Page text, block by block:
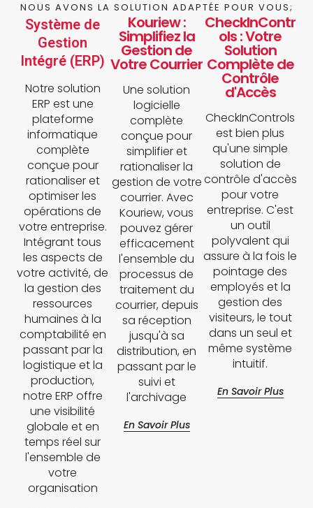
NOUS AVONS LA SOLUTION ADAPTÉE POUR VOUS;
Système de
Gestion
Intégré (ERP)
Notre solution
ERP est une
plateforme
informatique
complète
conçue pour
rationaliser et
optimiser les
opérations de
votre entreprise.
Intégrant tous
les aspects de
votre activité, de
la gestion des
ressources
humaines à la
comptabilité en
passant par la
logistique et la
production,
notre ERP offre
une visibilité
globale et en
temps réel sur
l'ensemble de
votre
organisation
Kouriew :
Simplifiez la
Gestion de
Votre Courrier
Une solution
logicielle
complète
conçue pour
simplifier et
rationaliser la
gestion de votre
courrier. Avec
Kouriew, vous
pouvez gérer
efficacement
l'ensemble du
processus de
traitement du
courrier, depuis
sa réception
jusqu'à sa
distribution, en
passant par le
suivi et
l'archivage
En Savoir Plus
CheckInContr
ols : Votre
Solution
Complète de
Contrôle
d'Accès
CheckInControls
est bien plus
qu'une simple
solution de
contrôle d'accès
pour votre
entreprise. C'est
un outil
polyvalent qui
assure à la fois le
pointage des
employés et la
gestion des
visiteurs, le tout
dans un seul et
même système
intuitif.
En Savoir Plus